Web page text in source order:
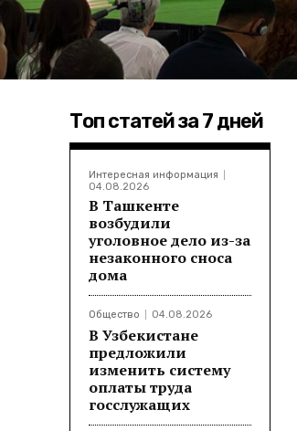
Топ статей за 7 дней
Интересная информация
04.08.2026
В Ташкенте
возбудили
уголовное дело из-за
незаконного сноса
дома
Общество 04.08.2026
В Узбекистане
предложили
изменить систему
оплаты труда
госслужащих